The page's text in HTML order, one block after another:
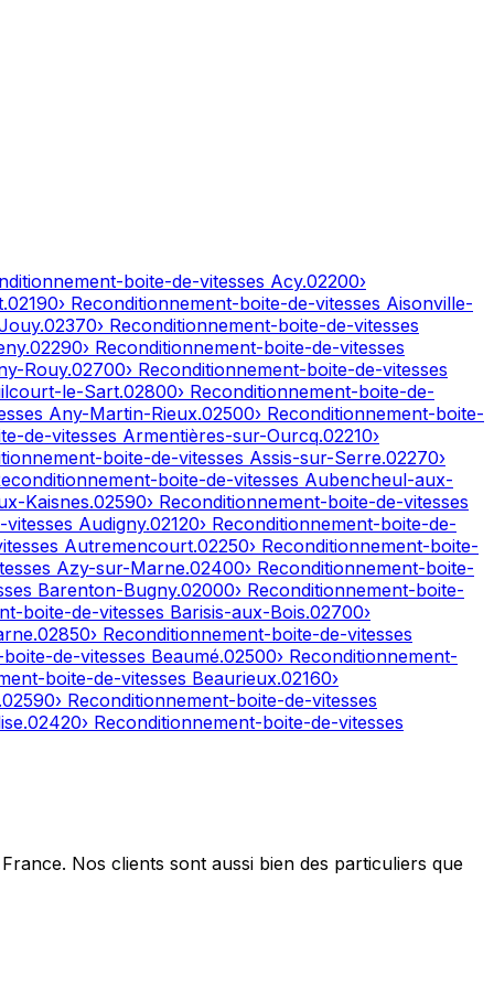
boite-de-vitesses Acy.02200›
.02190› Reconditionnement-boite-de-vitesses Aisonville-
.02370› Reconditionnement-boite-de-vitesses
.02290› Reconditionnement-boite-de-vitesses
Rouy.02700› Reconditionnement-boite-de-vitesses
le-Sart.02800› Reconditionnement-boite-de-
Any-Martin-Rieux.02500› Reconditionnement-boite-
de-vitesses Armentières-sur-Ourcq.02210›
boite-de-vitesses Assis-sur-Serre.02270›
boite-de-vitesses Aubencheul-aux-
Kaisnes.02590› Reconditionnement-boite-de-vitesses
vitesses Audigny.02120› Reconditionnement-boite-de-
Autremencourt.02250› Reconditionnement-boite-
Azy-sur-Marne.02400› Reconditionnement-boite-
Barenton-Bugny.02000› Reconditionnement-boite-
boite-de-vitesses Barisis-aux-Bois.02700›
.02850› Reconditionnement-boite-de-vitesses
de-vitesses Beaumé.02500› Reconditionnement-
boite-de-vitesses Beaurieux.02160›
.02590› Reconditionnement-boite-de-vitesses
.02420› Reconditionnement-boite-de-vitesses
Nos clients sont aussi bien des particuliers que